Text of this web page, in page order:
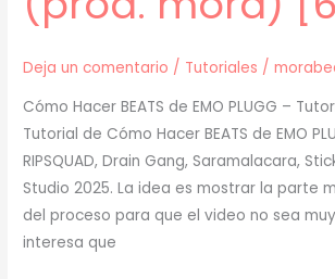
Deja un comentario / Tutoriales /
Cómo Hacer BEATS de EMO PLUGG –
Tutorial de Cómo Hacer BEATS de EMO
RIPSQUAD, Drain Gang, Saramalacara,
Studio 2025. La idea es mostrar la parte
del proceso para que el video no sea
interesa que